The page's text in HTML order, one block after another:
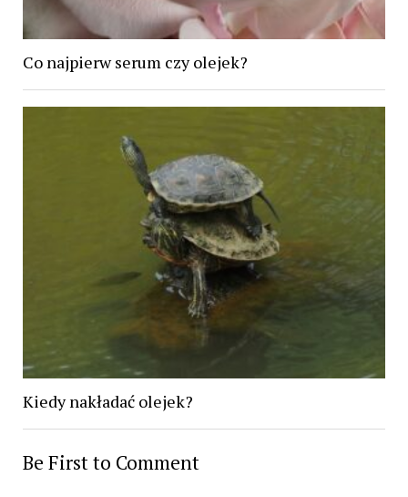
Co najpierw serum czy olejek?
Kiedy nakładać olejek?
Be First to Comment